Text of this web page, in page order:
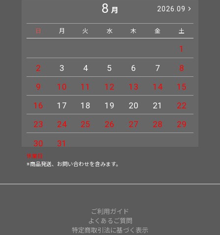
8 月 2026.09
日 月 火 水 木 金 土
1
2
3 4 5 6 7
8
9
10 11 12 13 14
15
16
17 18 19 20 21
22
23
24 25 26 27 28
29
30
31
休業日
※商品発送、お問い合わせを含みます。
ご利用ガイド
よくあるご質問
特定商取引法に基づく表示